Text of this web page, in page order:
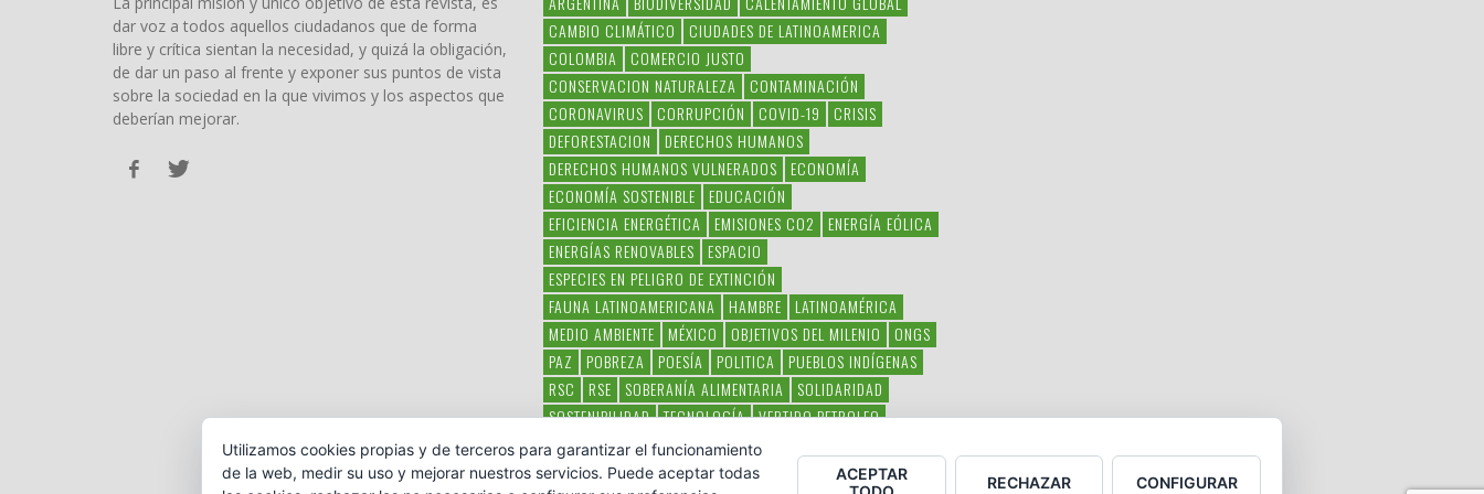
dar voz a todos aquellos ciudadanos que de forma
libre y crítica sientan la necesidad, y quizá la obligación,
de dar un paso al frente y exponer sus puntos de vista
sobre la sociedad en la que vivimos y los aspectos que
deberían mejorar.
CAMBIO CLIMÁTICO
CIUDADES DE LATINOAMERICA
COLOMBIA
COMERCIO JUSTO
CONSERVACION NATURALEZA
CONTAMINACIÓN
CORONAVIRUS
CORRUPCIÓN COVID-19
CRISIS
DEFORESTACION
DERECHOS HUMANOS
DERECHOS HUMANOS VULNERADOS
ECONOMÍA
ECONOMÍA SOSTENIBLE
EDUCACIÓN
EFICIENCIA ENERGÉTICA
EMISIONES CO2
ENERGÍA EÓLICA
ENERGÍAS RENOVABLES
ESPACIO
ESPECIES EN PELIGRO DE EXTINCIÓN
FAUNA LATINOAMERICANA
HAMBRE
LATINOAMÉRICA
MEDIO AMBIENTE
MÉXICO OBJETIVOS DEL MILENIO
ONGS
PAZ
POBREZA POESÍA POLITICA
PUEBLOS INDÍGENAS
RSC
RSE SOBERANÍA ALIMENTARIA
SOLIDARIDAD
SOSTENIBILIDAD TECNOLOGÍA VERTIDO PETROLEO
VIOLENCIA DE GÉNERO.
Utilizamos cookies propias y de terceros para garantizar el funcionamiento
de la web, medir su uso y mejorar nuestros servicios. Puede aceptar todas
ACEPTAR
RECHAZAR CONFIGURAR